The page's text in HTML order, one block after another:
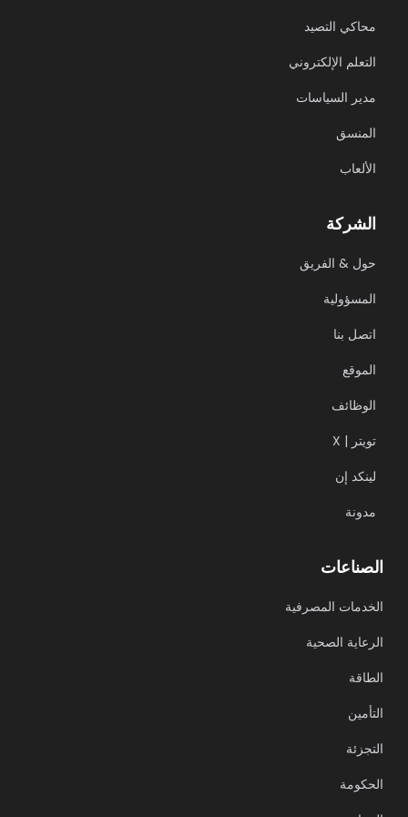
محاكي التصيد
التعلم الإلكتروني
مدير السياسات
المنسق
الألعاب
الشركة
حول & الفريق
المسؤولية
اتصل بنا
الموقع
الوظائف
X | تويتر
لينكد إن
مدونة
الصناعات
الخدمات المصرفية
الرعاية الصحية
الطاقة
التأمين
التجزئة
الحكومة